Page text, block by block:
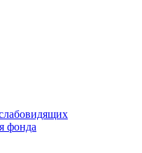
фонда